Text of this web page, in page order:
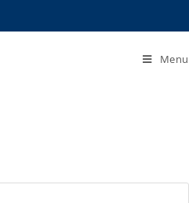
Menu